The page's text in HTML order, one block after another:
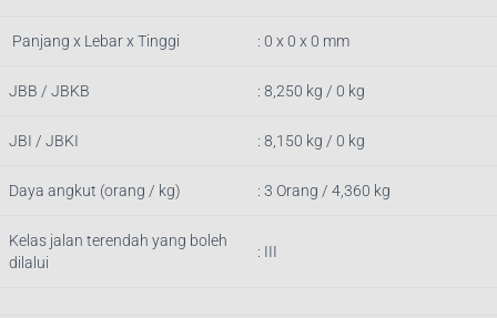
Panjang x Lebar x Tinggi : 0 x 0 x 0 mm
JBB / JBKB : 8,250 kg / 0 kg
JBI / JBKI : 8,150 kg / 0 kg
Daya angkut (orang / kg) : 3 Orang / 4,360 kg
Kelas jalan terendah yang boleh
dilalui
: III